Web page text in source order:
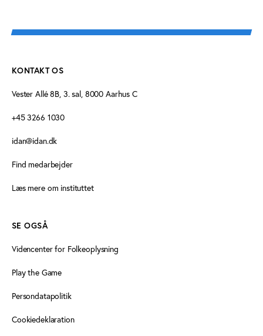
KONTAKT OS
Vester Allé 8B, 3. sal, 8000 Aarhus C
+45 3266 1030
idan@idan.dk
Find medarbejder
Læs mere om instituttet
SE OGSÅ
Videncenter for Folkeoplysning
Play the Game
Persondatapolitik
Cookiedeklaration